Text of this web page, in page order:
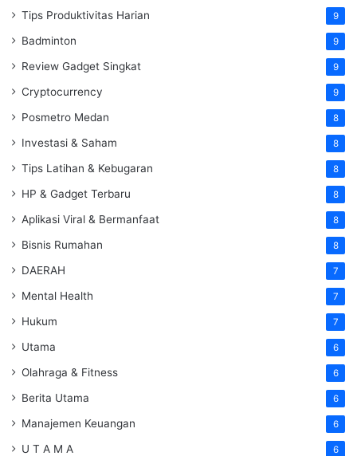
Tips Produktivitas Harian 9
Badminton 9
Review Gadget Singkat 9
Cryptocurrency 9
Posmetro Medan 8
Investasi & Saham 8
Tips Latihan & Kebugaran 8
HP & Gadget Terbaru 8
Aplikasi Viral & Bermanfaat 8
Bisnis Rumahan 8
DAERAH 7
Mental Health 7
Hukum 7
Utama 6
Olahraga & Fitness 6
Berita Utama 6
Manajemen Keuangan 6
U T A M A 6